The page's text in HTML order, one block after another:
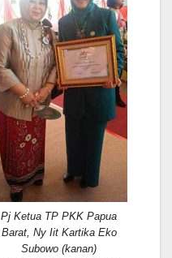
Pj Ketua TP PKK Papua
Barat, Ny Iit Kartika Eko
Subowo (kanan)